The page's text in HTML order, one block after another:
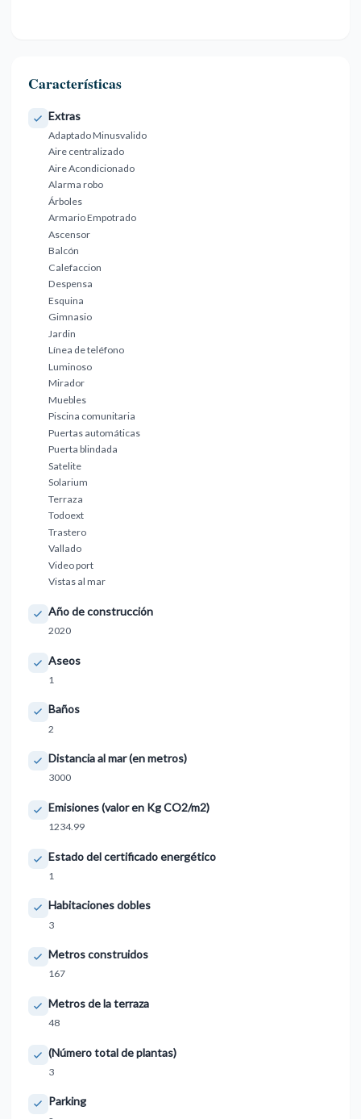
Características
Extras
Adaptado Minusvalido
Aire centralizado
Aire Acondicionado
Alarma robo
Árboles
Armario Empotrado
Ascensor
Balcón
Calefaccion
Despensa
Esquina
Gimnasio
Jardin
Línea de teléfono
Luminoso
Mirador
Muebles
Piscina comunitaria
Puertas automáticas
Puerta blindada
Satelite
Solarium
Terraza
Todoext
Trastero
Vallado
Video port
Vistas al mar
Año de construcción
2020
Aseos
1
Baños
2
Distancia al mar (en metros)
3000
Emisiones (valor en Kg CO2/m2)
1234.99
Estado del certificado energético
1
Habitaciones dobles
3
Metros construidos
167
Metros de la terraza
48
(Número total de plantas)
3
Parking